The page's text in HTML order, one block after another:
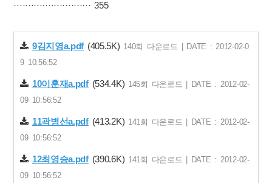
··························· 355
9김지영a.pdf (405.5K) 140회 다운로드 | DATE : 2012-02-0
9 10:56:52
10이훈재a.pdf(534.4K) 145회 다운로드 | DATE : 2012-02-
09 10:56:52
11곽병선a.pdf(413.2K) 141회 다운로드 | DATE : 2012-02-
09 10:56:52
12최영승a.pdf(390.6K) 141회 다운로드 | DATE : 2012-02-
09 10:56:52